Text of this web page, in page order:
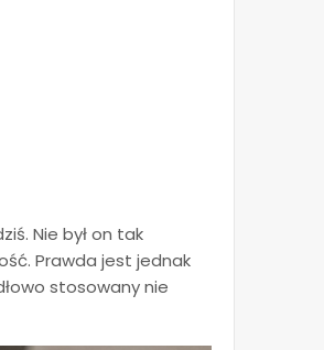
Nie był on tak
Prawda jest jednak
stosowany nie